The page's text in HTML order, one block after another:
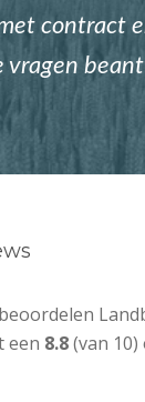
contract
vragen
een 8.8(van 10)